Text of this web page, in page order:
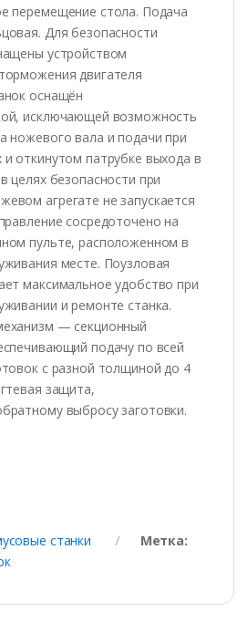
перемещение стола. Подача
Для безопасности
устройством
двигателя
оснащён
исключающей возможность
ножевого вала и подачи при
откинутом патрубке выхода в
целях безопасности при
агрегате не запускается
сосредоточено на
пульте, расположенном в
месте. Поузловая
максимальное удобство при
и ремонте станка.
— секционный
подачу по всей
с разной толщиной до 4
защита,
выбросу заготовки.
станки
Метка: